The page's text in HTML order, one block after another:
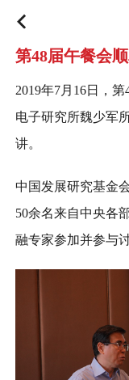
第48届午餐会
2019年7月16日，
电子研究所魏少军
讲。
中国发展研究基金
50余名来自中央各
融专家参加并参与讨